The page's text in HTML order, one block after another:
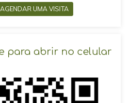
UMA VISITA
para abrir no celular